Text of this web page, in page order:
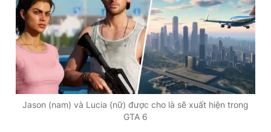
Jason (nam) và Lucia (nữ) được cho là sẽ xuất hiện trong
GTA 6